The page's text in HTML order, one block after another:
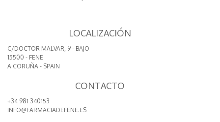
LOCALIZACIÓN
C/DOCTOR MALVAR, 9 - BAJO
15500 - FENE
A CORUÑA - SPAIN
CONTACTO
+34 981 340153
INFO@FARMACIADEFENE.ES